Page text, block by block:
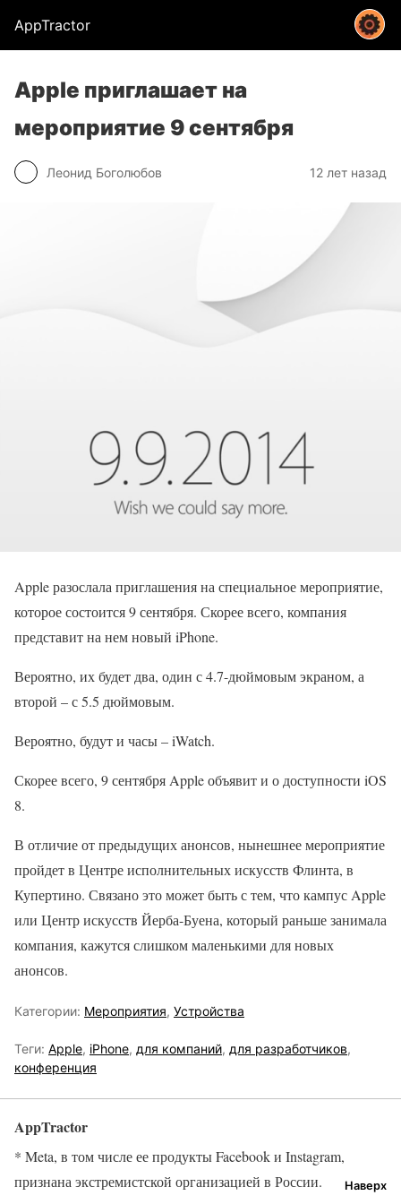
AppTractor
Apple приглашает на
мероприятие 9 сентября
Леонид Боголюбов 12 лет назад
Apple разослала приглашения на специальное мероприятие,
которое состоится 9 сентября. Скорее всего, компания
представит на нем новый iPhone.
Вероятно, их будет два, один с 4.7-дюймовым экраном, а
второй – с 5.5 дюймовым.
Вероятно, будут и часы – iWatch.
Скорее всего, 9 сентября Apple объявит и о доступности iOS
8.
В отличие от предыдущих анонсов, нынешнее мероприятие
пройдет в Центре исполнительных искусств Флинта, в
Купертино. Связано это может быть с тем, что кампус Apple
или Центр искусств Йерба-Буена, который раньше занимала
компания, кажутся слишком маленькими для новых
анонсов.
Категории: Мероприятия, Устройства
Теги: Apple, iPhone, для компаний, для разработчиков,
конференция
AppTractor
Наверх
* Meta, в том числе ее продукты Facebook и Instagram,
признана экстремистской организацией в России.